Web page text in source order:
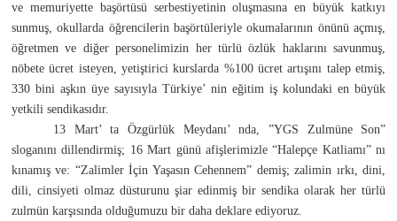
ve memuriyette başörtüsü serbestiyetinin oluşmasına en büyük katkıyı
sunmuş, okullarda öğrencilerin başörtüleriyle okumalarının önünü açmış,
öğretmen ve diğer personelimizin her türlü özlük haklarını savunmuş,
nöbete ücret isteyen, yetiştirici kurslarda %100 ücret artışını talep etmiş,
330 bini aşkın üye sayısıyla Türkiye’ nin eğitim iş kolundaki en büyük
yetkili sendikasıdır.
13 Mart’ ta Özgürlük Meydanı’ nda, ”YGS Zulmüne Son”
sloganını dillendirmiş; 16 Mart günü afişlerimizle “Halepçe Katliamı” nı
kınamış ve: “Zalimler İçin Yaşasın Cehennem” demiş; zalimin ırkı, dini,
dili, cinsiyeti olmaz düsturunu şiar edinmiş bir sendika olarak her türlü
zulmün karşısında olduğumuzu bir daha deklare ediyoruz.